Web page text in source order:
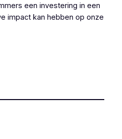
een investering in een
impact kan hebben op onze